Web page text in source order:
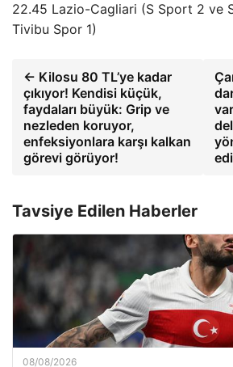
22.45 Lazio-Cagliari (S Sport 2 ve
Tivibu Spor 1)
← Kilosu 80 TL’ye kadar
çıkıyor! Kendisi küçük,
faydaları büyük: Grip ve
nezleden koruyor,
enfeksiyonlara karşı kalkan
görevi görüyor!
Tavsiye Edilen Haberler
08/08/2026